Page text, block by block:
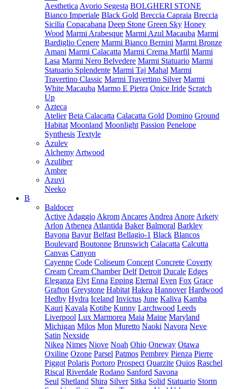
Aesthetica Avorio Segesta BOLGHERI STONE
Bianco Imperiale Black Gold Breccia Capraia Breccia
Sicilia Copacabana Deep Stone Green Sky Honey
Wood Marmi Arabesque Marmi Azul Macauba Marmi
Bardiglio Cenere Marmi Bianco Bernini Marmi Bronze
Amani Marmi Calacatta Marmi Crema Marfil Marmi
Lasa Marmi Nero Belvedere Marmi Statuario Marmi
Statuario Splendente Marmi Taj Mahal Marmi
Travertino Classic Marmi Travertino Silver Marmi
White Macauba Marmo E Pietra Onice Iride Scratch
Up
Azteca
Atelier Beta Calacatta Calacatta Gold Domino Ground
Habitat Moonland Moonlight Passion Penelope
Synthesis Textyle
Azulev
Alchemy Artwood
Azuliber
Ambre
Azuvi
Neeko
B
Baldocer
Active Adaggio Akrom Ancares Andrea Anore Arkety
Arlon Athenea Atlantida Baker Balmoral Barkley
Bayona Bayur Belfast Bellagio-1 Black Blancos
Boulevard Boutonne Brunswich Calacatta Calcutta
Canvas Canyon
Cayenne Code Coliseum Concept Concrete Coverty
Cream Cream Chamber Delf Detroit Ducale Edges
Eleganza Elyt Enna Epping Eternal Even Fox Grace
Grafton Greystone Habitat Hakea Hannover Hardwood
Hedby Hydra Iceland Invictus June Kaliva Kamba
Kauri Kavala Kotibe Kunny Larchwood Leeds
Liverpool Lux Marmorea Maia Maine Maryland
Michigan Milos Mon Muretto Naoki Navora Neve
Satin Nexside
Nikea Nimes Niove Noah Ohio Oneway Otawa
Oxiline Ozone Parsel Patmos Pembrey Pienza Pierre
Piggot Polaris Portoro Prospect Quarzite Quios Raschel
Riscal Riverdale Rodano Sanford Savona
Seul Shetland Shira Silver Sitka Solid Statuario Storm